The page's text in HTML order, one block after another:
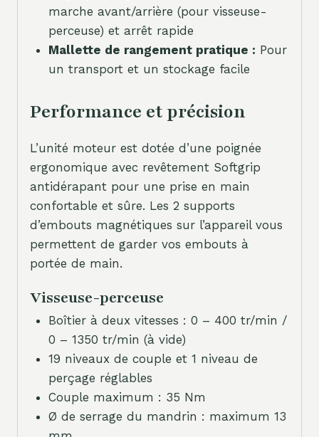
marche avant/arrière (pour visseuse-
perceuse) et arrêt rapide
Mallette de rangement pratique : Pour
un transport et un stockage facile
Performance et précision
L’unité moteur est dotée d’une poignée
ergonomique avec revêtement Softgrip
antidérapant pour une prise en main
confortable et sûre. Les 2 supports
d’embouts magnétiques sur l’appareil vous
permettent de garder vos embouts à
portée de main.
Visseuse-perceuse
Boîtier à deux vitesses : 0 – 400 tr/min /
0 – 1350 tr/min (à vide)
19 niveaux de couple et 1 niveau de
perçage réglables
Couple maximum : 35 Nm
Ø de serrage du mandrin : maximum 13